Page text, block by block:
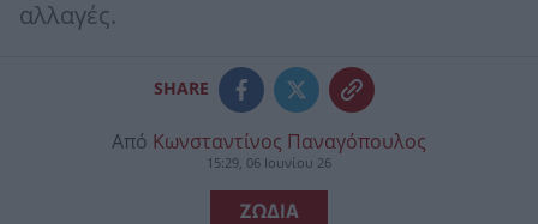
αλλαγές.
SHARE
Από Κωνσταντίνος Παναγόπουλος
15:29, 06 Ιουνίου 26
ΖΩΔΙΑ